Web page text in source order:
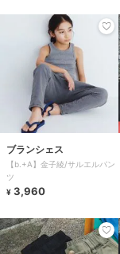
ブランシェス
【b.+A】金子綾/サルエルパン
ツ
¥ 3,960